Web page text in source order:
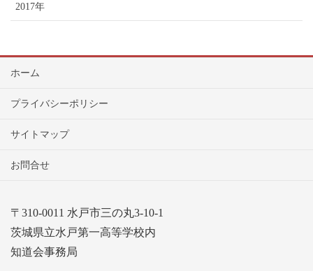
2017年
ホーム
プライバシーポリシー
サイトマップ
お問合せ
〒310-0011 水戸市三の丸3-10-1
茨城県立水戸第一高等学校内
知道会事務局